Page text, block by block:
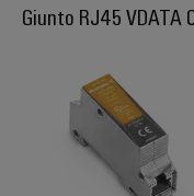
Giunto RJ45 VDATA